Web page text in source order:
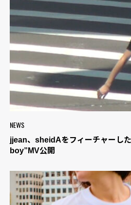
NEWS
jjean、sheidAをフィーチャーし
boy”MV公開